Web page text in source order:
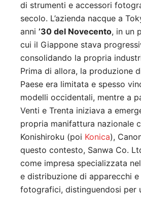
di strumenti e accessori
secolo. L’azienda nacque a
anni ’30 del Novecento, in un
cui il Giappone stava
consolidando la propria
Prima di allora, la produzione
Paese era limitata e spesso
modelli occidentali, mentre a
Venti e Trenta iniziava a
propria manifattura nazionale
Konishiroku (poi Konica),
questo contesto, Sanwa Co.
come impresa specializzata
e distribuzione di apparecchi
fotografici, distinguendosi per